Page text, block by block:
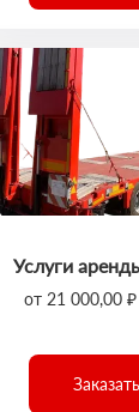
Услуги
от 21 000,00
Заказать